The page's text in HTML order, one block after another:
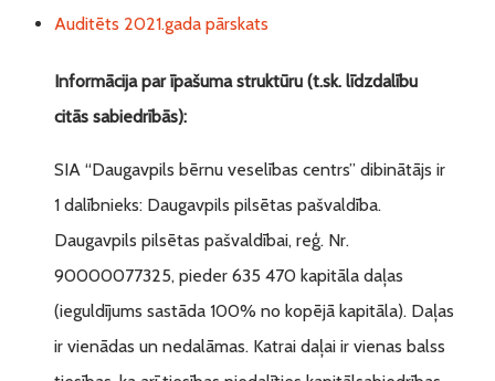
Auditēts 2021.gada pārskats
Informācija par īpašuma struktūru (t.sk. līdzdalību
citās sabiedrībās):
SIA “Daugavpils bērnu veselības centrs” dibinātājs ir
1 dalībnieks: Daugavpils pilsētas pašvaldība.
Daugavpils pilsētas pašvaldībai, reģ. Nr.
90000077325, pieder 635 470 kapitāla daļas
(ieguldījums sastāda 100% no kopējā kapitāla). Daļas
ir vienādas un nedalāmas. Katrai daļai ir vienas balss